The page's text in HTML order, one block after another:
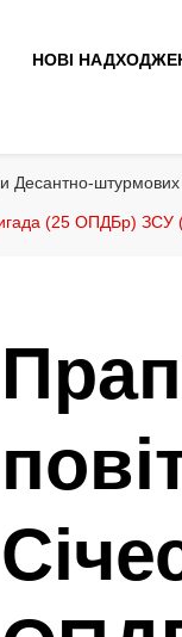
НОВІ
Десантно-штурмових
(25 ОПДБр) ЗСУ